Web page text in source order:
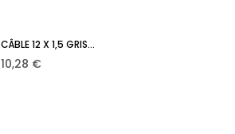
Ajouter au panier
CÂBLE 12 X 1,5 GRIS...
Prix
10,28 €